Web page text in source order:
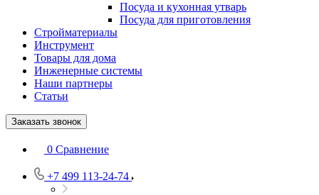
Посуда и кухонная утварь
Посуда для приготовления
Стройматериалы
Инструмент
Товары для дома
Инженерные системы
Наши партнеры
Статьи
Заказать звонок
0 Сравнение
+7 499 113-24-74